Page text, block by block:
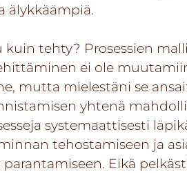
älykkäämpiä.
tehty? Prosessien
ei ole
mutta mielestäni se
yhtenä
systemaattisesti
tehostamiseen ja
Eikä